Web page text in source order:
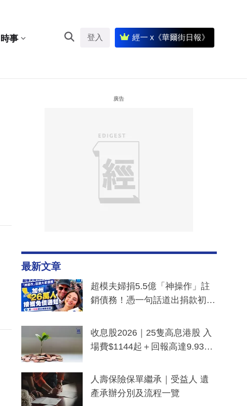
時事 登入 經一 x《華爾街日報》
廣告
最新文章
超模夫婦捐5.5億「神操作」註
銷債務！憑一句話道出捐款初
一度被誤當詐騙手段
收息股2026｜25隻高息港股 入
場費$1144起＋回報高達9.93
人壽保險保單繼承｜受益人 遺
產承辦分別及流程一覽